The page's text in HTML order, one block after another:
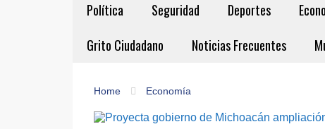
Política Seguridad Deportes
Grito Ciudadano
Noticias Frecuentes
Home Economía